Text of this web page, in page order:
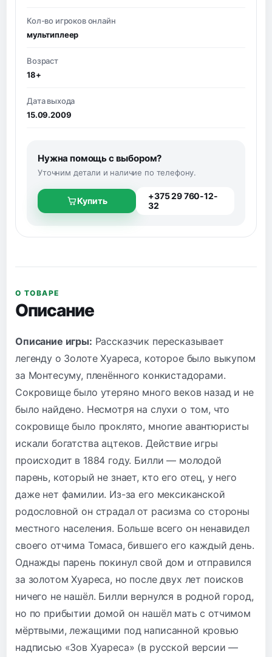
Кол-во игроков онлайн
мультиплеер
Возраст
18+
Дата выхода
15.09.2009
Нужна помощь с выбором?
Уточним детали и наличие по телефону.
Купить
+375 29 760-12-
32
О ТОВАРЕ
Описание
Описание игры: Рассказчик пересказывает
легенду о Золоте Хуареса, которое было выкупом
за Монтесуму, пленённого конкистадорами.
Сокровище было утеряно много веков назад и не
было найдено. Несмотря на слухи о том, что
сокровище было проклято, многие авантюристы
искали богатства ацтеков. Действие игры
происходит в 1884 году. Билли — молодой
парень, который не знает, кто его отец, у него
даже нет фамилии. Из-за его мексиканской
родословной он страдал от расизма со стороны
местного населения. Больше всего он ненавидел
своего отчима Томаса, бившего его каждый день.
Однажды парень покинул свой дом и отправился
за золотом Хуареса, но после двух лет поисков
ничего не нашёл. Билли вернулся в родной город,
но по прибытии домой он нашёл мать с отчимом
мёртвыми, лежащими под написанной кровью
надписью «Зов Хуареса» (в русской версии —